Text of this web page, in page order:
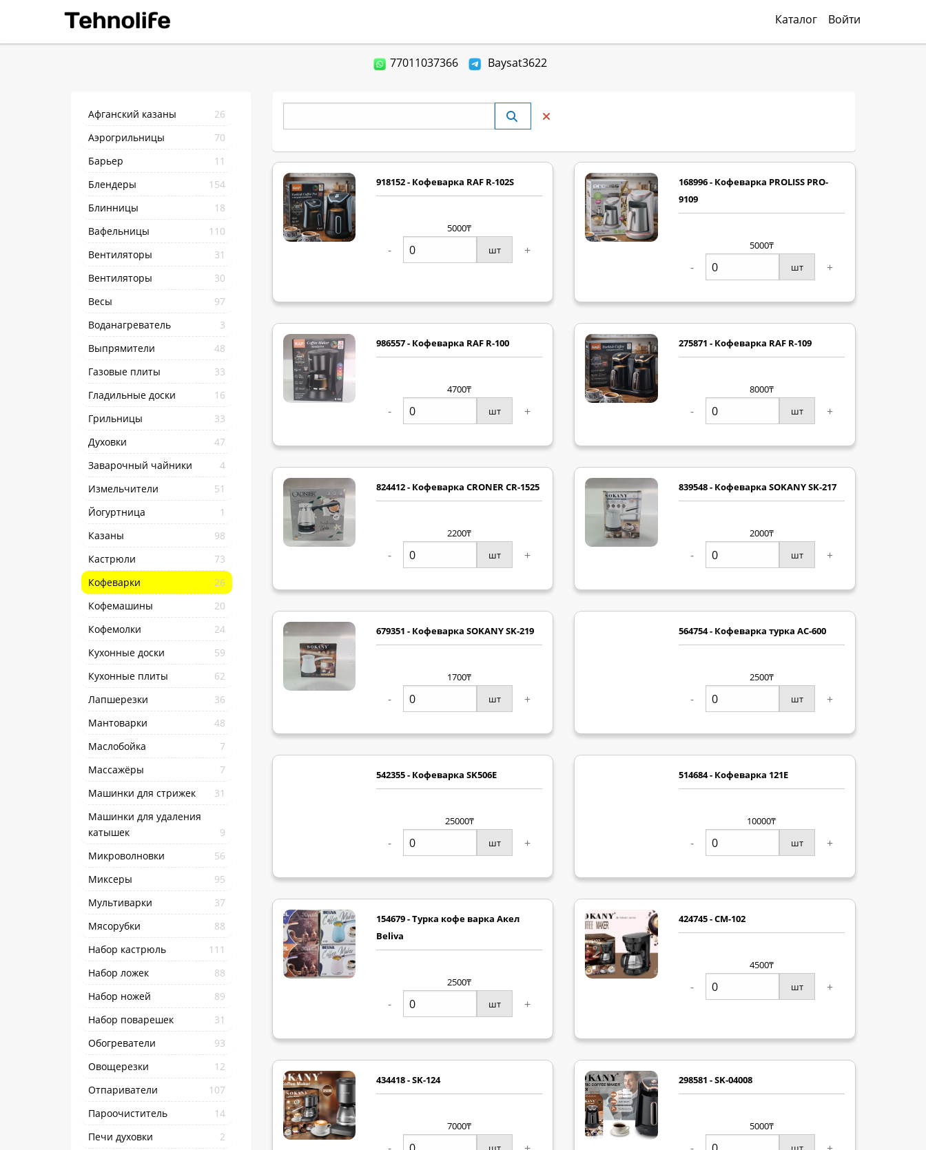
Каталог Войти
77011037366 Baysat3622
Афганский казаны
26
Аэрогрильницы
70
Барьер
11
Блендеры
154
Блинницы
18
Вафельницы
110
Вентиляторы
31
Вентиляторы
30
Весы
97
Воданагреватель
3
Выпрямители
48
Газовые плиты
33
Гладильные доски
16
Грильницы
33
Духовки
47
Заварочный чайники
4
Измельчители
51
Йогуртница
1
Казаны
98
Кастрюли
73
Кофеварки
26
Кофемашины
20
Кофемолки
24
Кухонные доски
59
Кухонные плиты
62
Лапшерезки
36
Мантоварки
48
Маслобойка
7
Массажёры
7
Машинки для стрижек
31
Машинки для удаления
катышек
9
Микроволновки
56
Миксеры
95
Мультиварки
37
Мясорубки
88
Набор кастрюль
111
Набор ложек
88
Набор ножей
89
Набор поварешек
31
Обогреватели
93
Овощерезки
12
Отпариватели
107
Пароочиститель
14
Печи духовки
2
918152 - Кофеварка RAF R-102S
5000₸
- шт +
168996 - Кофеварка PROLISS PRO-
9109
5000₸
- шт +
986557 - Кофеварка RAF R-100
4700₸
- шт +
275871 - Кофеварка RAF R-109
8000₸
- шт +
824412 - Кофеварка CRONER CR-1525
2200₸
- шт +
839548 - Кофеварка SOKANY SK-217
2000₸
- шт +
679351 - Кофеварка SOKANY SK-219
1700₸
- шт +
564754 - Кофеварка турка AC-600
2500₸
- шт +
542355 - Кофеварка SK506E
25000₸
- шт +
514684 - Кофеварка 121E
10000₸
- шт +
154679 - Турка кофе варка Акел
Beliva
2500₸
- шт +
424745 - СМ-102
4500₸
- шт +
434418 - SK-124
7000₸
298581 - SK-04008
5000₸